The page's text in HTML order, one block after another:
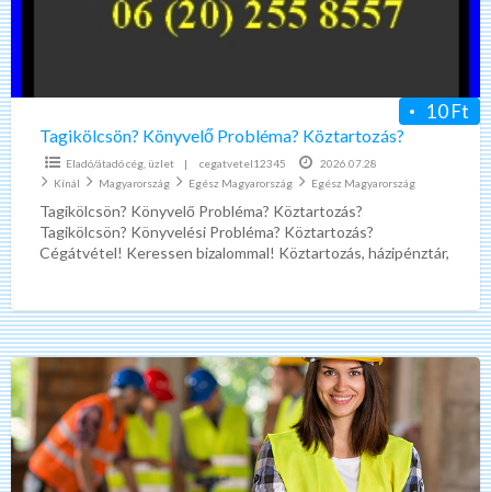
10 Ft
Tagikölcsön? Könyvelő Probléma? Köztartozás?
Eladó/átadó cég, üzlet | cegatvetel12345
2026.07.28
Kínál
Magyarország Egész Magyarország Egész Magyarország
Tagikölcsön? Könyvelő Probléma? Köztartozás?
Tagikölcsön? Könyvelési Probléma? Köztartozás?
Cégátvétel! Keressen bizalommal! Köztartozás, házipénztár,
cégeladás, cég[…]
Építőipari
Alvállalkozókat
keresünk
magas
árakon,